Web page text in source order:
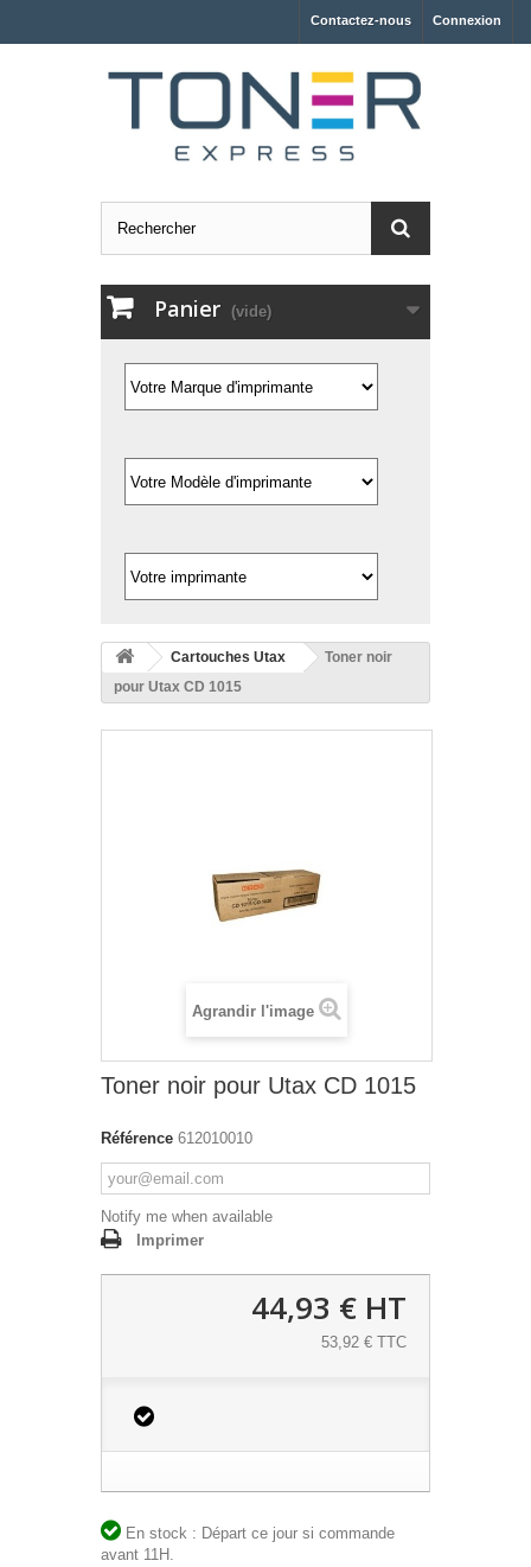
Connexion
Contactez-nous
Panier (vide)
Cartouches Utax
Toner noir
pour Utax CD 1015
Agrandir l'image
Toner noir pour Utax CD 1015
Référence 612010010
Notify me when available
Imprimer
44,93 € HT
53,92 € TTC
En stock : Départ ce jour si commande
avant 11H.